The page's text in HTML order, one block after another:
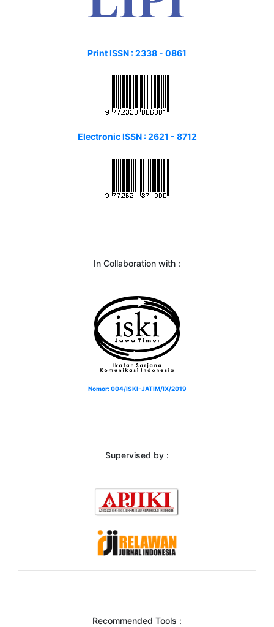
Print ISSN :2338 - 0861
Electronic ISSN : 2621 - 8712
In Collaboration with :
Nomor: 004/ISKI-JATIM/IX/2019
Supervised by :
Recommended Tools :